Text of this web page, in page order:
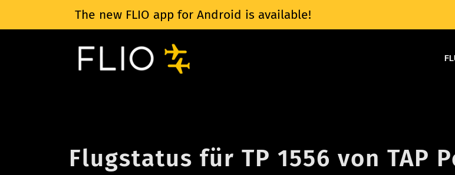
The new FLIO app for Android is available!
Flugstatus für TP 1556 von TAP